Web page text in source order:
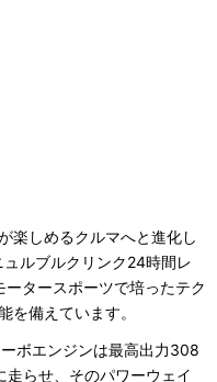
楽しめるクルマへと進化し
ルブルクリンク24時間レ
タースポーツで培ったテク
を備えています。
ボエンジンは最高出力308
らせ、そのパワーウェイ